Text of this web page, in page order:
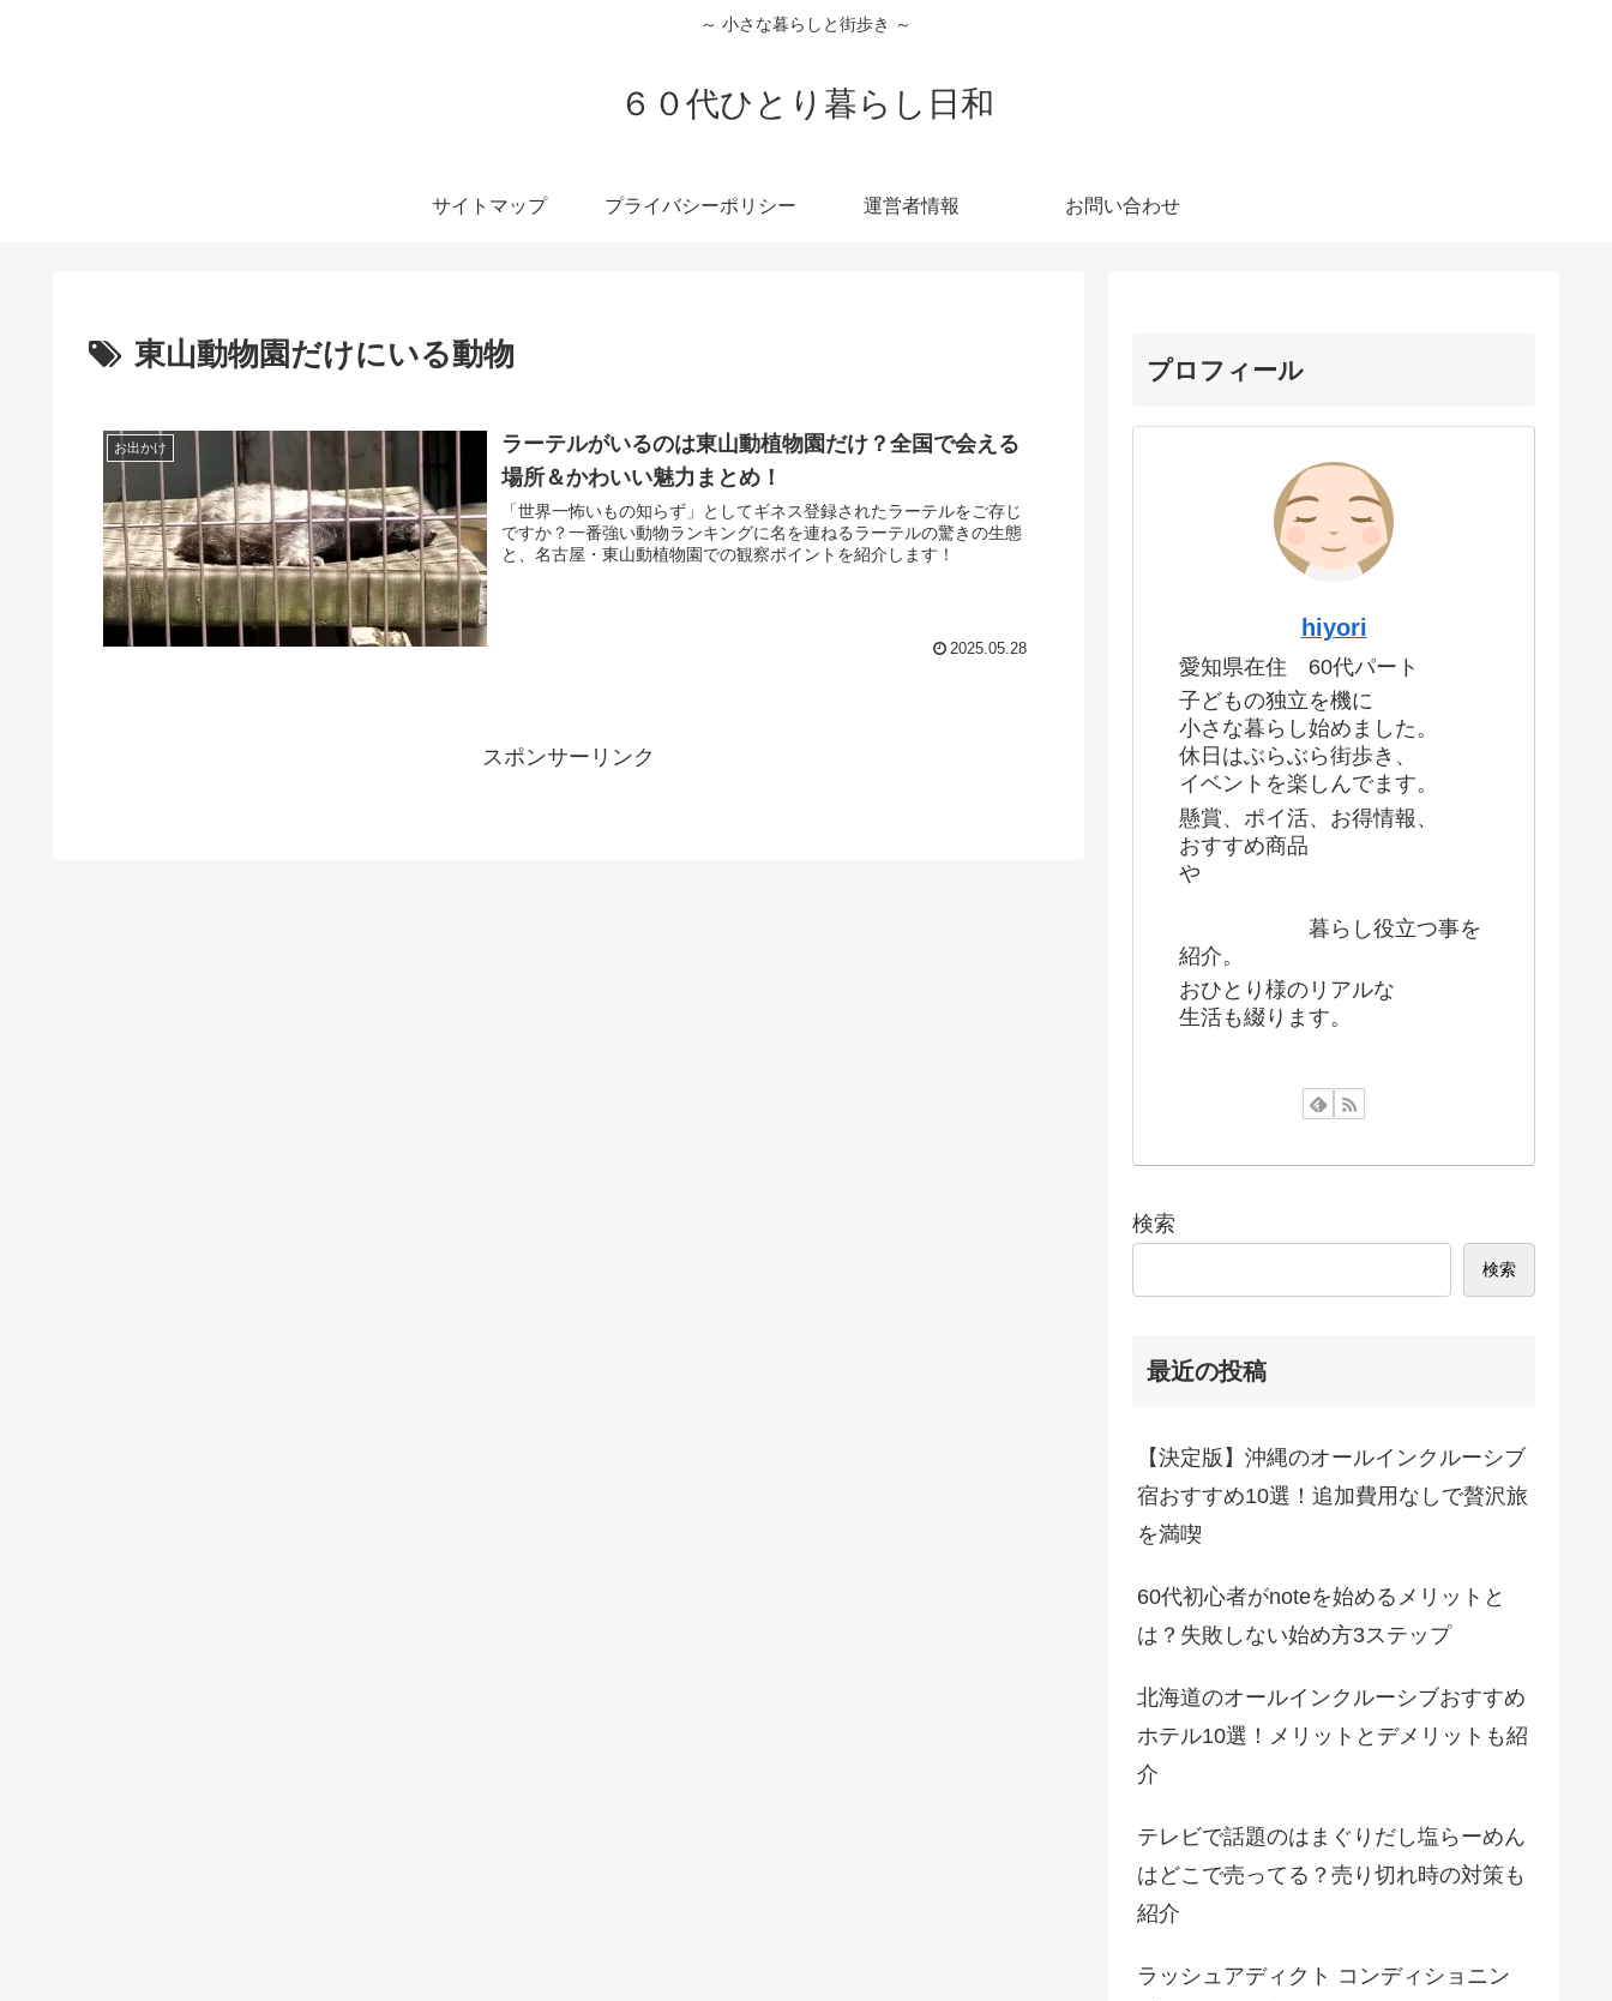
～ 小さな暮らしと街歩き ～
６０代ひとり暮らし日和
サイトマップ プライバシーポリシー 運営者情報 お問い合わせ
東山動物園だけにいる動物
お出かけ
ラーテルがいるのは東山動植物園だけ？全国で会える
場所＆かわいい魅力まとめ！
「世界一怖いもの知らず」としてギネス登録されたラーテルをご存じ
ですか？一番強い動物ランキングに名を連ねるラーテルの驚きの生態
と、名古屋・東山動植物園での観察ポイントを紹介します！
2025.05.28
スポンサーリンク
プロフィール
hiyori
愛知県在住 60代パート
子どもの独立を機に
小さな暮らし始めました。
休日はぶらぶら街歩き、
イベントを楽しんでます。
懸賞、ポイ活、お得情報、
おすすめ商品
や
暮らし役立つ事を
紹介。
おひとり様のリアルな
生活も綴ります。
検索
検索
最近の投稿
【決定版】沖縄のオールインクルーシブ
宿おすすめ10選！追加費用なしで贅沢旅
を満喫
60代初心者がnoteを始めるメリットと
は？失敗しない始め方3ステップ
北海道のオールインクルーシブおすすめ
ホテル10選！メリットとデメリットも紹
介
テレビで話題のはまぐりだし塩らーめん
はどこで売ってる？売り切れ時の対策も
紹介
ラッシュアディクト コンディショニン